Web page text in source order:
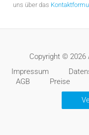
uns über das
Copyright © 2026
Impressum
AGB
Preise